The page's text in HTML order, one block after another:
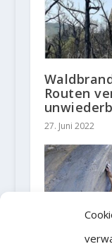
Routen
27. Juni 2022